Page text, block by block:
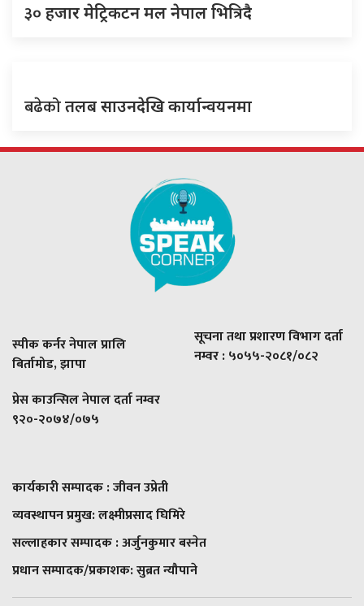
३० हजार मेट्रिकटन मल नेपाल भित्रिदै
बढेकोतलब साउनदेखि कार्यान्वयनमा
स्पीक कर्नर नेपाल प्रालि
बिर्तामोड, झापा
प्रेस काउन्सिल नेपाल दर्ता नम्वर
९२०-२०७४/०७५
सूचना तथा प्रशारण विभाग दर्ता
नम्वर : ५०५५-२०८१/०८२
कार्यकारी सम्पादक : जीवन उप्रेती
व्यवस्थापन प्रमुख:लक्ष्मीप्रसाद घिमिरे
सल्लाहकार सम्पादक : अर्जुनकुमार बस्नेत
प्रधान सम्पादक/प्रकाशक:सुब्रत न्यौपाने